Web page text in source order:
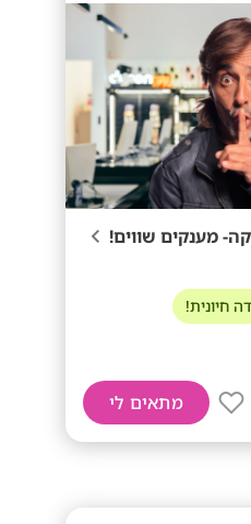
מענקים שווים!
חיונית!
מתאים לי